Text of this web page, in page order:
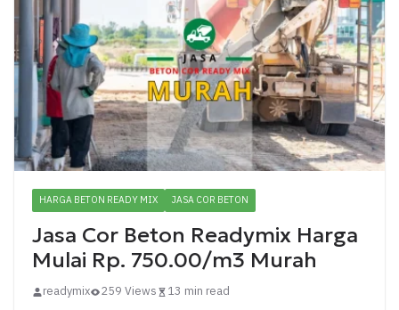
HARGA BETON READY MIX JASA COR BETON
Jasa Cor Beton Readymix Harga
Mulai Rp. 750.00/m3 Murah
readymix 259 Views 13 min read